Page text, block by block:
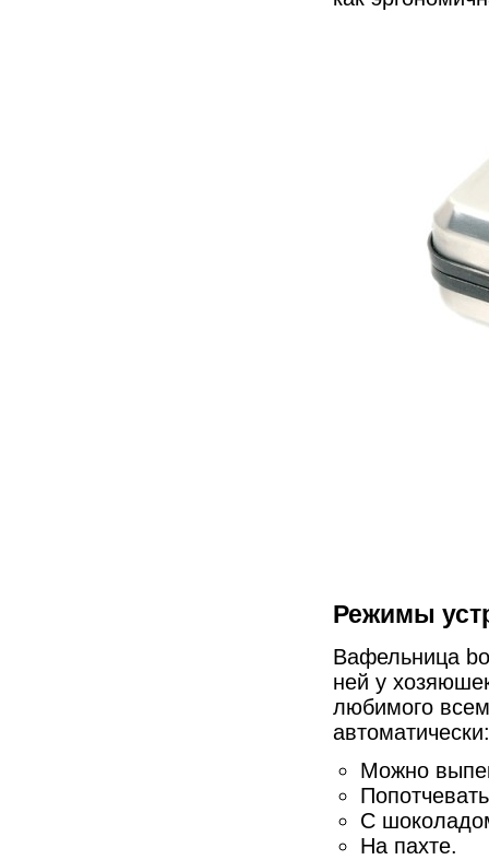
Режимы
Вафельница
ней у
любимого
автоматически:
Можно
С
На пахте.